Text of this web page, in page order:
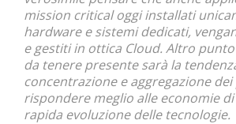
mission critical oggi installati
hardware e sistemi dedicati,
e gestiti in ottica Cloud. Altro
da tenere presente sarà la
concentrazione e aggregazione
rispondere meglio alle economie di
rapida evoluzione delle tecnologie.